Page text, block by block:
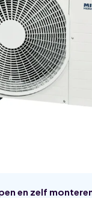
en zelf